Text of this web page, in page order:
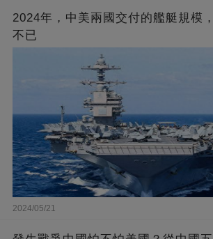
2024年，中美兩國交付的艦艇規模
不已
2024/05/21